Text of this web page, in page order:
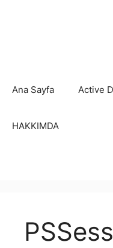
Ana Sayfa Active
HAKKIMDA